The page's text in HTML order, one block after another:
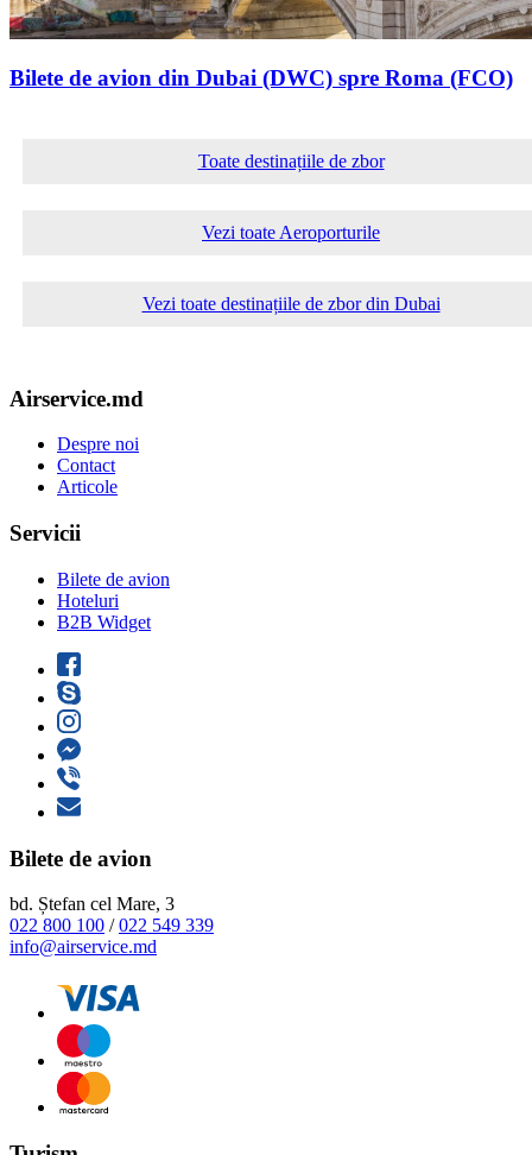
Bilete de avion din Dubai (DWC) spre Roma (FCO)
Toate destinațiile de zbor
Vezi toate Aeroporturile
Vezi toate destinațiile de zbor din Dubai
Airservice.md
Despre noi
Contact
Articole
Servicii
Bilete de avion
Hoteluri
B2B Widget
Bilete de avion
bd. Ștefan cel Mare, 3
022 800 100 /022 549 339
info@airservice.md